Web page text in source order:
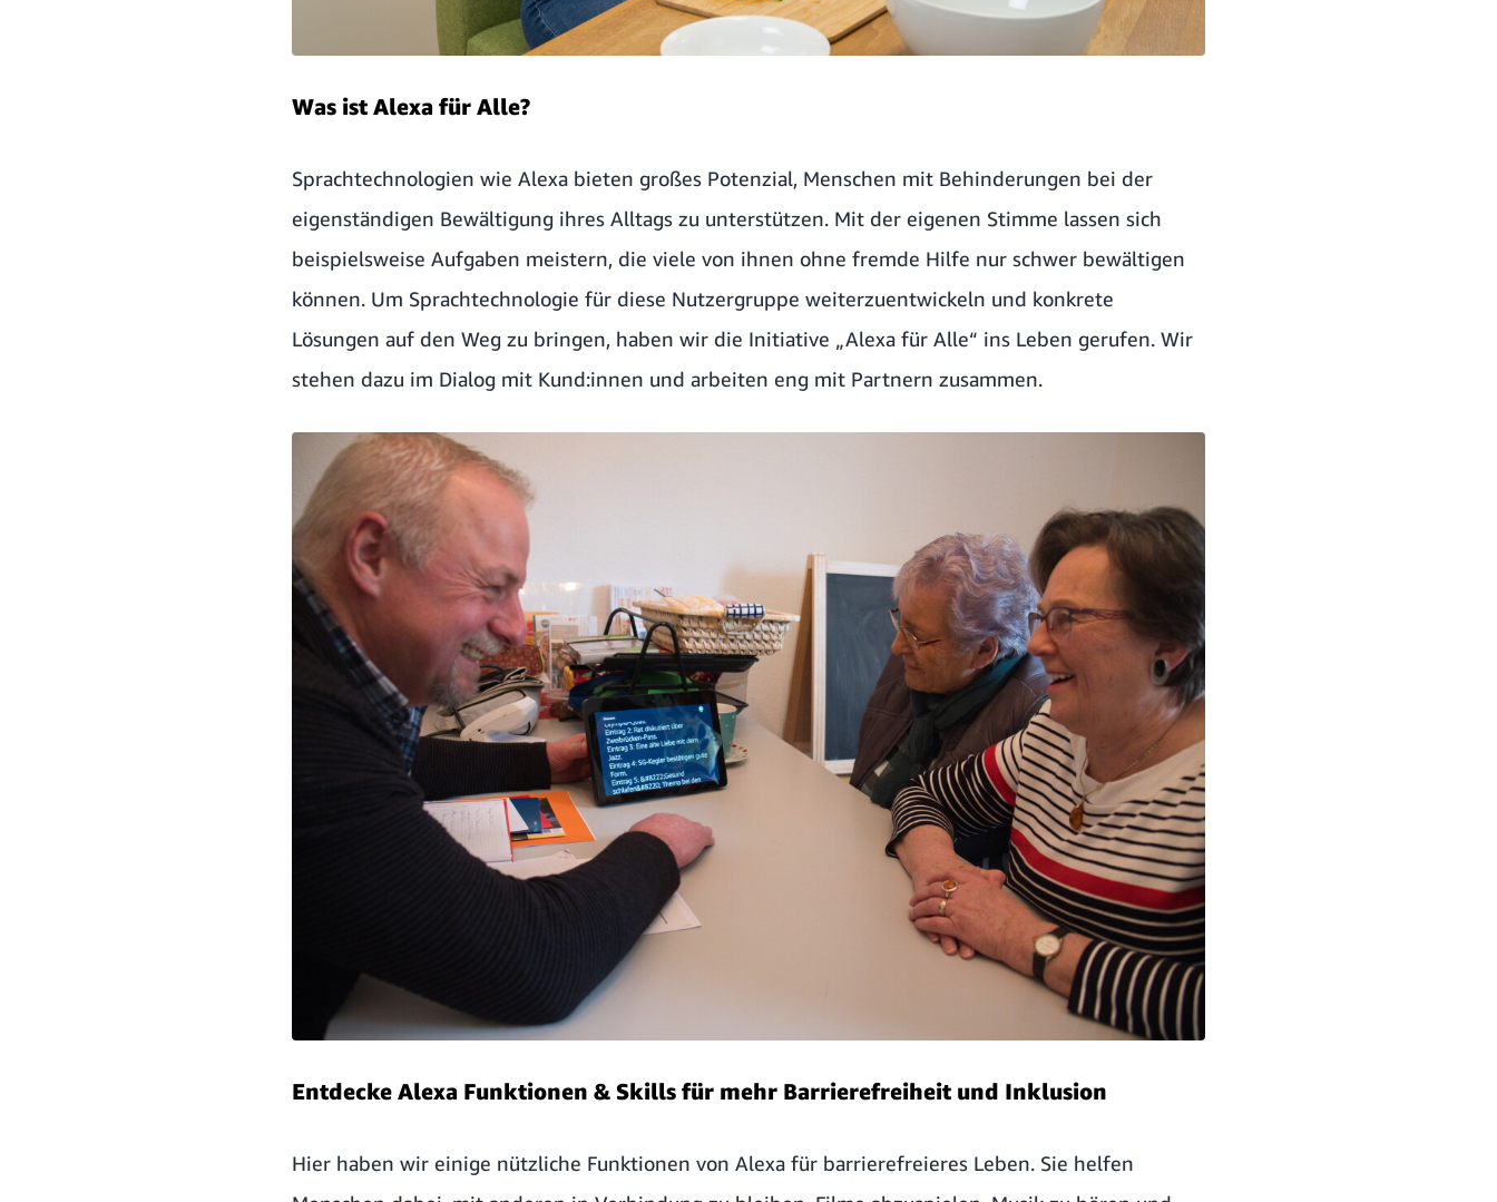
Was ist Alexa für Alle?
Sprachtechnologien wie Alexa bieten großes Potenzial, Menschen mit Behinderungen bei der
eigenständigen Bewältigung ihres Alltags zu unterstützen. Mit der eigenen Stimme lassen sich
beispielsweise Aufgaben meistern, die viele von ihnen ohne fremde Hilfe nur schwer bewältigen
können. Um Sprachtechnologie für diese Nutzergruppe weiterzuentwickeln und konkrete
Lösungen auf den Weg zu bringen, haben wir die Initiative „Alexa für Alle“ ins Leben gerufen. Wir
stehen dazu im Dialog mit Kund:innen und arbeiten eng mit Partnern zusammen.
Entdecke Alexa Funktionen & Skills für mehr Barrierefreiheit und Inklusion
Hier haben wir einige nützliche Funktionen von Alexa für barrierefreieres Leben. Sie helfen